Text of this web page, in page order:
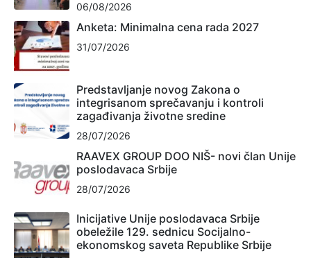
06/08/2026
Anketa: Minimalna cena rada 2027
31/07/2026
Predstavljanje novog Zakona o
integrisanom sprečavanju i kontroli
zagađivanja životne sredine
28/07/2026
RAAVEX GROUP DOO NIŠ- novi član Unije
poslodavaca Srbije
28/07/2026
Inicijative Unije poslodavaca Srbije
obeležile 129. sednicu Socijalno-
ekonomskog saveta Republike Srbije